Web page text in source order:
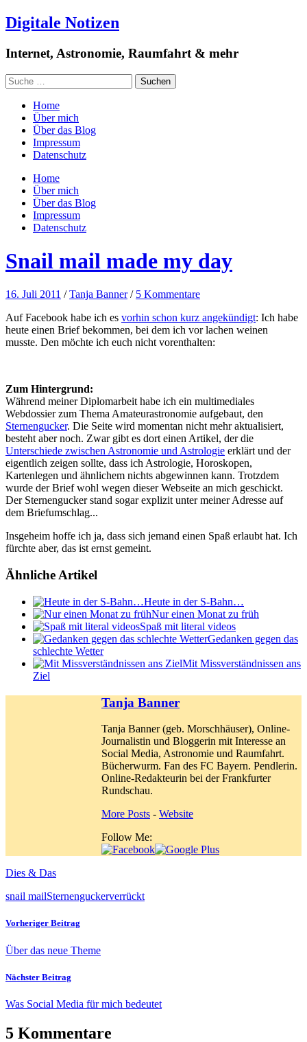
Digitale Notizen
Internet, Astronomie, Raumfahrt & mehr
Home
Über mich
Über das Blog
Impressum
Datenschutz
Home
Über mich
Über das Blog
Impressum
Datenschutz
Snail mail made my day
16. Juli 2011 /Tanja Banner / 5 Kommentare
Auf Facebook habe ich es vorhin schon kurz angekündigt: Ich habe
heute einen Brief bekommen, bei dem ich vor lachen weinen
musste. Den möchte ich euch nicht vorenthalten:
Zum Hintergrund:
Während meiner Diplomarbeit habe ich ein multimediales
Webdossier zum Thema Amateurastronomie aufgebaut, den
Sternengucker. Die Seite wird momentan nicht mehr aktualisiert,
besteht aber noch. Zwar gibt es dort einen Artikel, der die
Unterschiede zwischen Astronomie und Astrologie erklärt und der
eigentlich zeigen sollte, dass ich Astrologie, Horoskopen,
Kartenlegen und ähnlichem nichts abgewinnen kann. Trotzdem
wurde der Brief wohl wegen dieser Webseite an mich geschickt.
Der Sternengucker stand sogar explizit unter meiner Adresse auf
dem Briefumschlag...
Insgeheim hoffe ich ja, dass sich jemand einen Spaß erlaubt hat. Ich
fürchte aber, das ist ernst gemeint.
Ähnliche Artikel
Heute in der S-Bahn…
Nur einen Monat zu früh
Spaß mit literal videos
Gedanken gegen das
schlechte Wetter
Mit Missverständnissen ans
Ziel
Tanja Banner
Tanja Banner (geb. Morschhäuser), Online-
Journalistin und Bloggerin mit Interesse an
Social Media, Astronomie und Raumfahrt.
Bücherwurm. Fan des FC Bayern. Pendlerin.
Online-Redakteurin bei der Frankfurter
Rundschau.
More Posts - Website
Follow Me:
Dies & Das
snail mailSternenguckerverrückt
Vorheriger Beitrag
Über das neue Theme
Nächster Beitrag
Was Social Media für mich bedeutet
5 Kommentare